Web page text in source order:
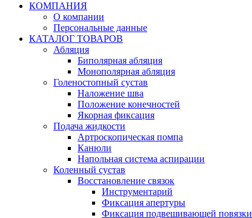
КОМПАНИЯ
О компании
Персональные данные
КАТАЛОГ ТОВАРОВ
Абляция
Биполярная абляция
Монополярная абляция
Голеностопный сустав
Наложение шва
Положение конечностей
Якорная фиксация
Подача жидкости
Артроскопическая помпа
Канюли
Напольная система аспирации
Коленный сустав
Восстановление связок
Инструментарий
Фиксация апертуры
Фиксация подвешивающей повязки